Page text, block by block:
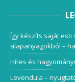
Így készíts saját
alapanyagokból –
Híres és
Levendula –